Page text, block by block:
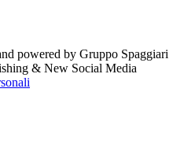
powered by Gruppo Spaggiari
& New Social Media